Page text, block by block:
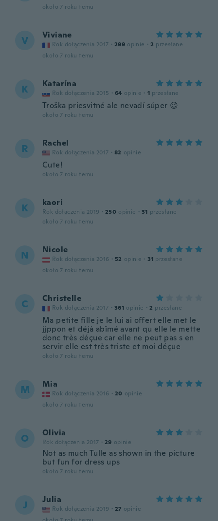
około 7 roku temu
V Viviane
Rok dołączenia 2017 · 299 opinie · 2 przesłane
około 7 roku temu
K Katarína
Rok dołączenia 2015 · 64 opinie · 1 przesłane
Troška priesvitné ale nevadí súper 😉
około 7 roku temu
R Rachel
Rok dołączenia 2017 · 82 opinie
Cute!
około 7 roku temu
K kaori
Rok dołączenia 2019 · 250 opinie · 31 przesłane
około 7 roku temu
N Nicole
Rok dołączenia 2016 · 52 opinie · 31 przesłane
około 7 roku temu
C Christelle
Rok dołączenia 2017 · 361 opinie · 2 przesłane
Ma petite fille je le lui ai offert elle met le
jjppon et déjà abîmé avant qu elle le mette
donc très déçue car elle ne peut pas s en
servir elle est très triste et moi déçue
około 7 roku temu
M Mia
Rok dołączenia 2016 · 20 opinie
około 7 roku temu
O Olivia
Rok dołączenia 2017 · 29 opinie
Not as much Tulle as shown in the picture
but fun for dress ups
około 7 roku temu
J Julia
Rok dołączenia 2019 · 27 opinie